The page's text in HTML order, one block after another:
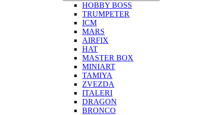
HOBBY BOSS
TRUMPETER
ICM
MARS
AIRFIX
HAT
MASTER BOX
MINIART
TAMIYA
ZVEZDA
ITALERI
DRAGON
BRONCO